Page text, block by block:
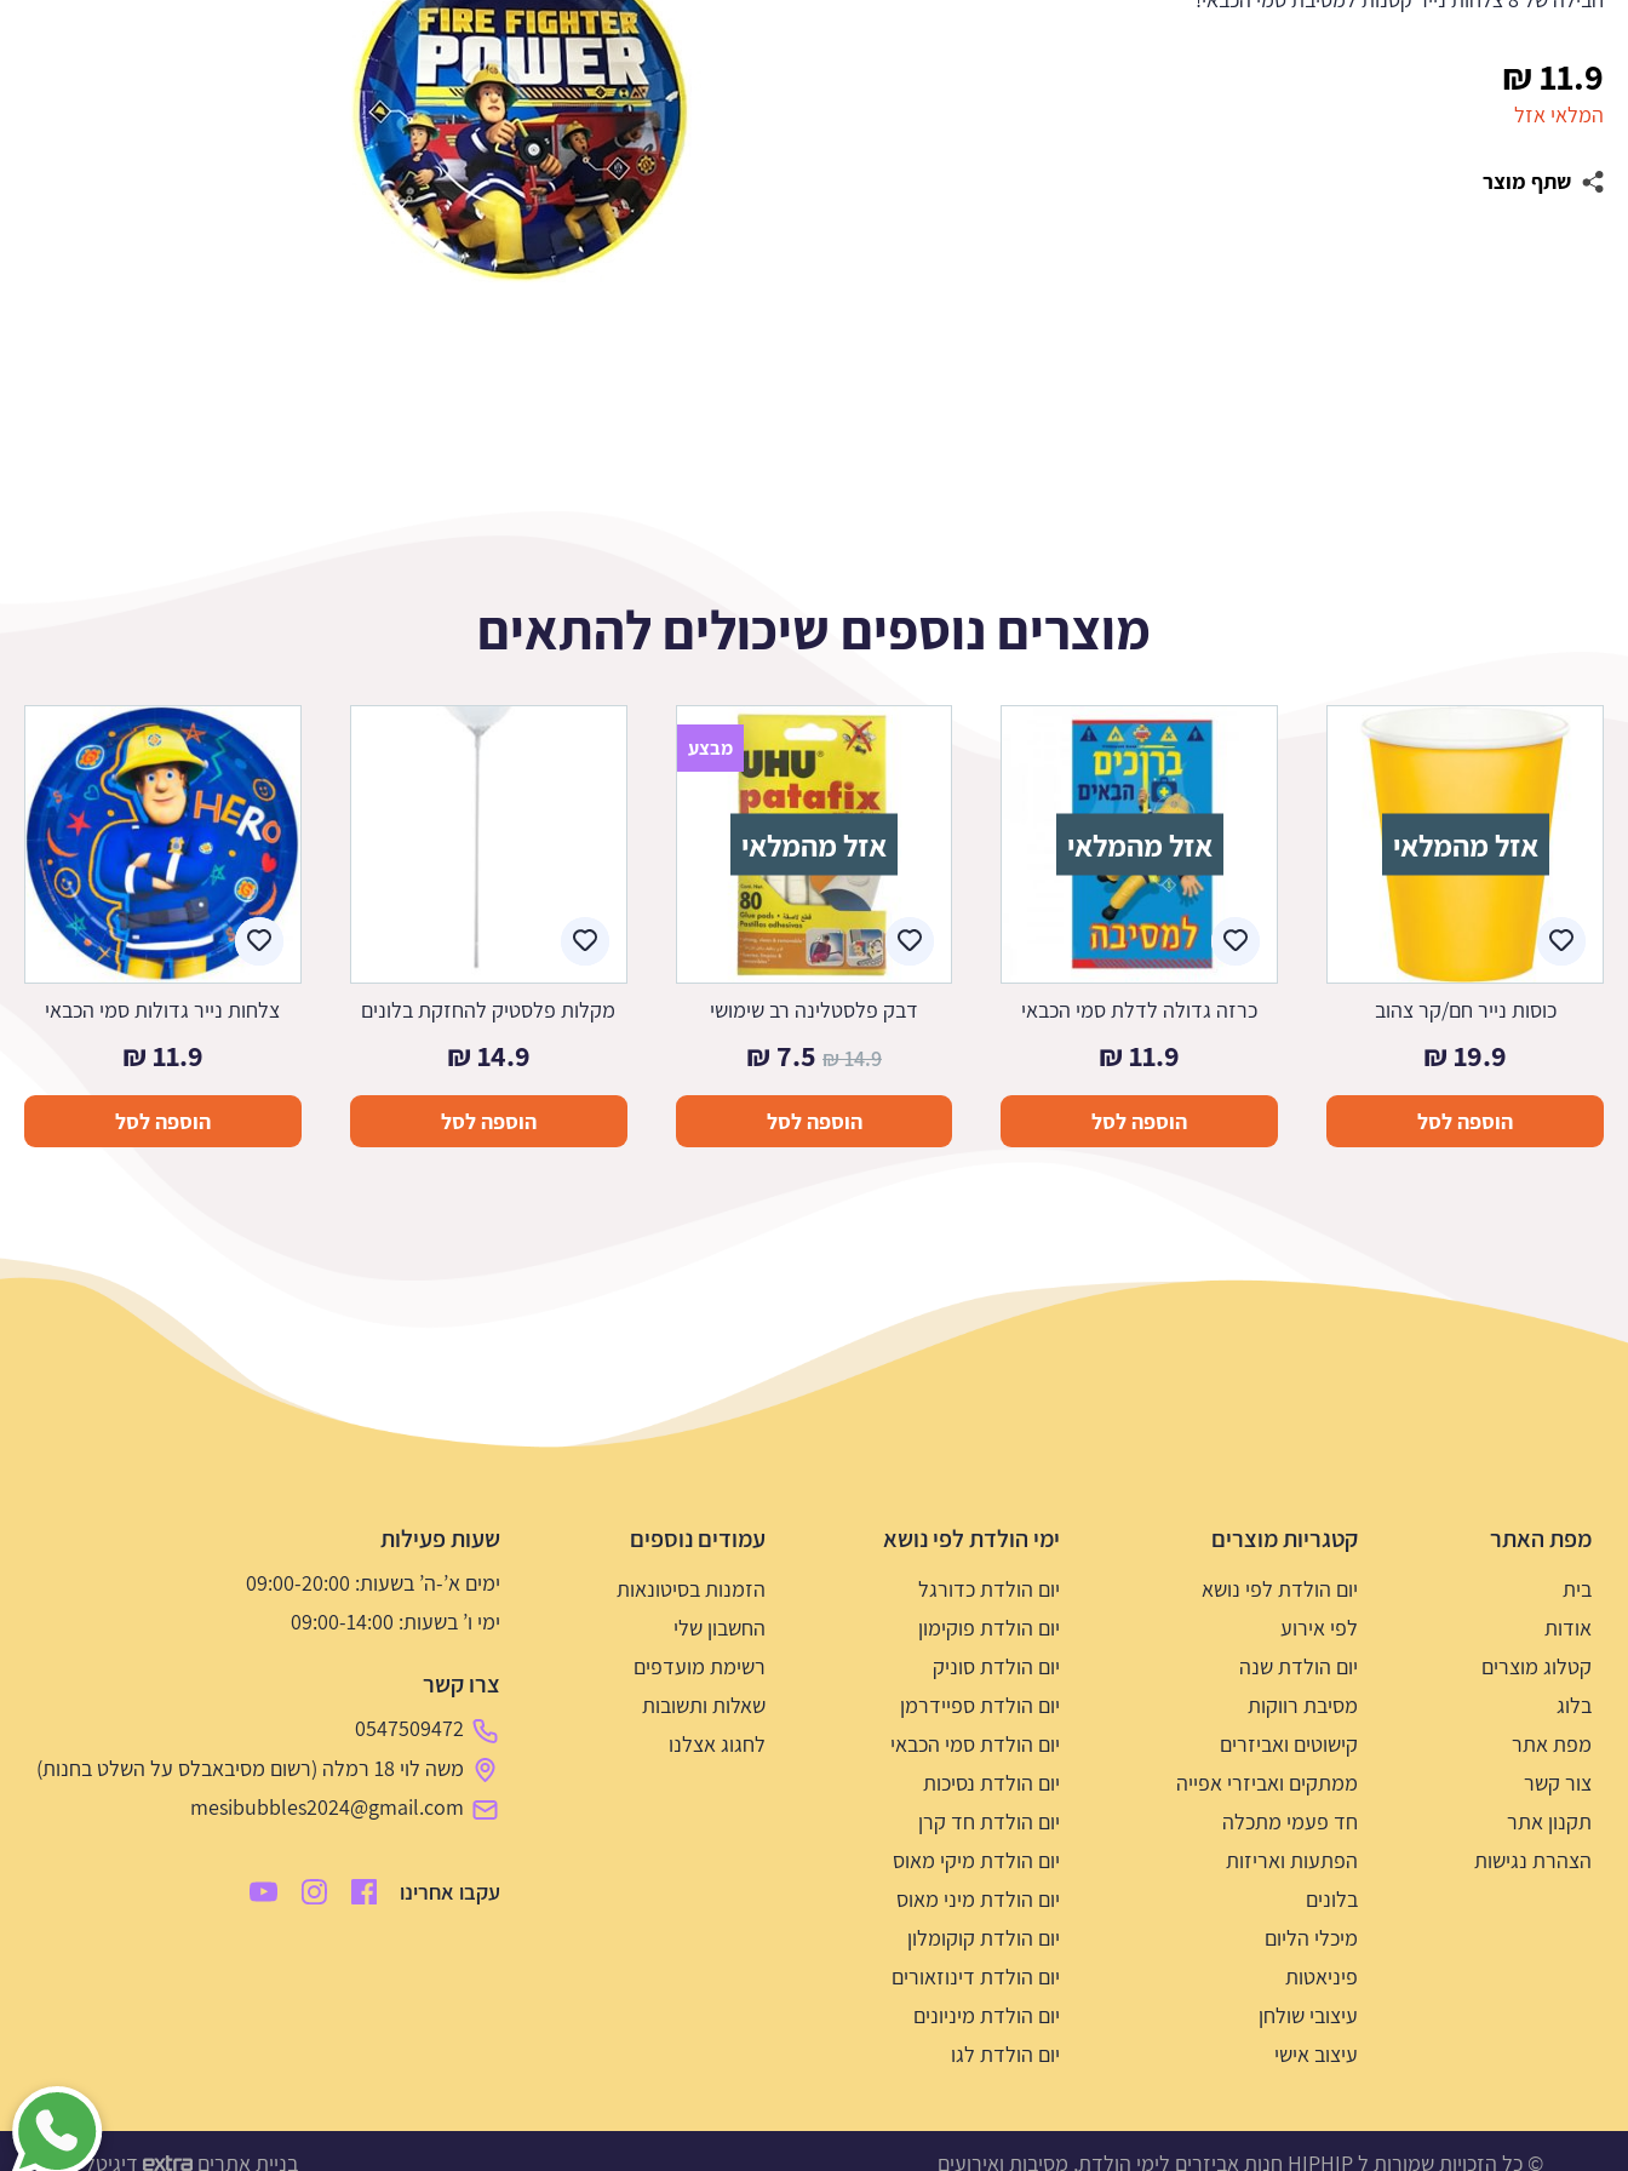
11.9
₪
המלאי אזל
שתף מוצר
מוצרים נוספים שיכולים להתאים
אזל מהמלאי
כוסות נייר חם/קר צהוב
19.9
₪
הוספה לסל
אזל מהמלאי
כרזה גדולה לדלת סמי הכבאי
11.9
₪
הוספה לסל
אזל מהמלאי
מבצע
דבק פלסטלינה רב שימושי
14.9
₪ המחיר
המקורי
היה:
7.5
₪
הנוכחי
הוספה לסל
מקלות פלסטיק להחזקת בלונים
14.9
₪
הוספה לסל
צלחות נייר גדולות סמי הכבאי
11.9
₪
הוספה לסל
מפת האתר
בית
אודות
קטלוג מוצרים
בלוג
מפת אתר
צור קשר
תקנון אתר
הצהרת נגישות
קטגריות מוצרים
יום הולדת לפי נושא
לפי אירוע
יום הולדת שנה
מסיבת רווקות
קישוטים ואביזרים
ממתקים ואביזרי אפייה
חד פעמי מתכלה
הפתעות ואריזות
בלונים
מיכלי הליום
פיניאטות
עיצובי שולחן
עיצוב אישי
ימי הולדת לפי נושא
יום הולדת כדורגל
יום הולדת פוקימון
יום הולדת סוניק
יום הולדת ספיידרמן
יום הולדת סמי הכבאי
יום הולדת נסיכות
יום הולדת חד קרן
יום הולדת מיקי מאוס
יום הולדת מיני מאוס
יום הולדת קוקומלון
יום הולדת דינוזאורים
יום הולדת מיניונים
יום הולדת לגו
עמודים נוספים
הזמנות בסיטונאות
החשבון שלי
רשימת מועדפים
שאלות ותשובות
לחגוג אצלנו
שעות פעילות
ימים א’-ה’ בשעות: 09:00-20:00
ימי ו’ בשעות: 09:00-14:00
צרו קשר
0547509472
משה לוי 18 רמלה (רשום מסיבאבלס על השלט בחנות)
mesibubbles2024@gmail.com
עקבו אחרינו
© כל הזכויות שמורות ל HIPHIP חנות אביזרים לימי הולדת, מסיבות ואירועים בניית אתרים דיגיטל